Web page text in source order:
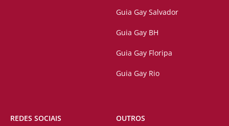
Guia Gay Salvador
Guia Gay BH
Guia Gay Floripa
Guia Gay Rio
REDES SOCIAIS OUTROS